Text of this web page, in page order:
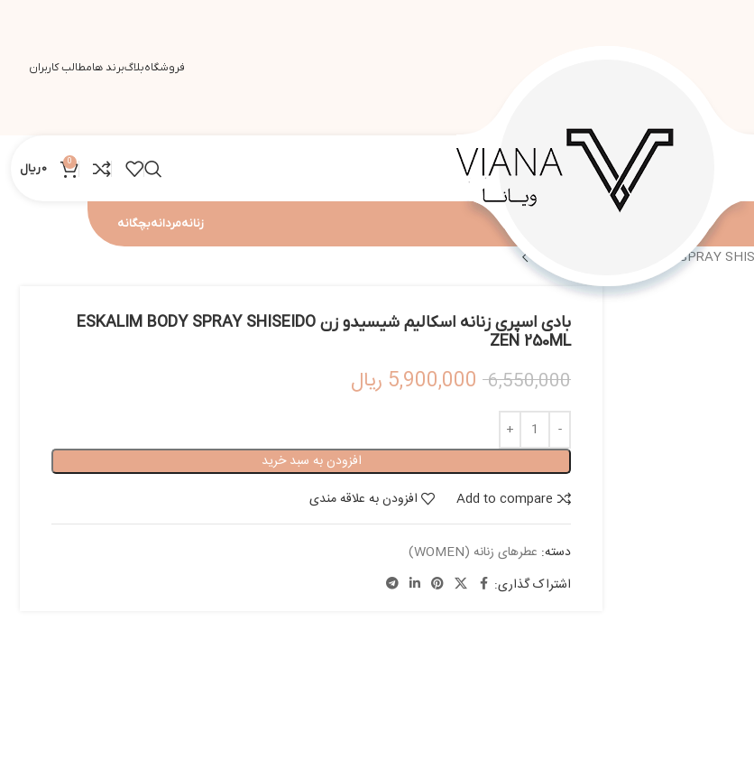
فروشگاهبلاگبرند هامطالب کاربران
0
0ریال
زنانهمردانهبچگانه
بادی اسپری زنانه اسکالیم شیسیدو زن ESKALIM BODY SPRAY SHISEIDO
ZEN 250ML
6,550,000
5,900,000 ریال
افزودن به سبد خرید
Add to compare
افزودن به علاقه مندی
دسته: عطرهای زنانه (WOMEN)
اشتراک گذاری: